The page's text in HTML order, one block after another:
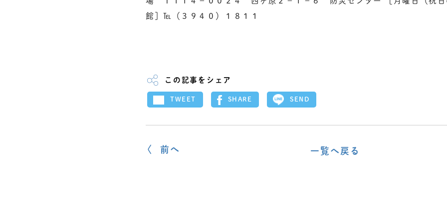
館］℡（３９４０）１８１１
この記事をシェア
TWEET SHARE SEND
一覧へ戻る